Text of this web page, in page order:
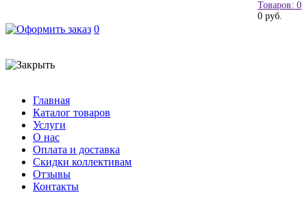
Товаров: 0
0 руб.
0
Главная
Каталог товаров
Услуги
О нас
Оплата и доставка
Скидки коллективам
Отзывы
Контакты